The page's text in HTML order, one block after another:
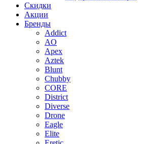
Скидки
Акции
Бренды
Addict
AO
Apex
Aztek
Blunt
Chubby
CORE
District
Diverse
Drone
Eagle
Elite